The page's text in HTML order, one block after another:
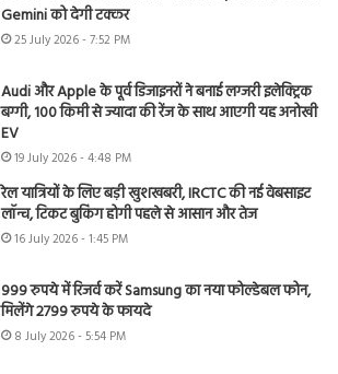
Gemini को देगी टक्कर
25 July 2026 - 7:52 PM
Audi और Apple के पूर्व डिजाइनरों ने बनाई लग्जरी इलेक्ट्रिक
बग्गी, 100 किमी से ज्यादा की रेंज के साथ आएगी यह अनोखी
EV
19 July 2026 - 4:48 PM
रेल यात्रियों के लिए बड़ी खुशखबरी, IRCTC की नई वेबसाइट
लॉन्च, टिकट बुकिंग होगी पहले से आसान और तेज
16 July 2026 - 1:45 PM
999 रुपये में रिजर्व करें Samsung का नया फोल्डेबल फोन,
मिलेंगे 2799 रुपये के फायदे
8 July 2026 - 5:54 PM